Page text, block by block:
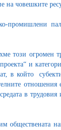
на човешките
промишлени
този огромен
и
в който
отношения
в трудовия
обществената